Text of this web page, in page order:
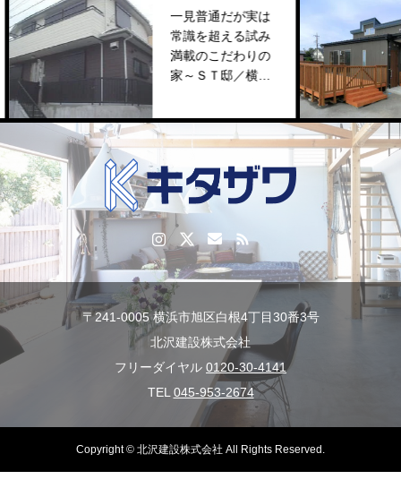
一見普通だが実は
常識を超える試み
満載のこだわりの
家～ＳＴ邸／横浜
市旭区
〒241-0005 横浜市旭区白根4丁目30番3号
北沢建設株式会社
フリーダイヤル 0120-30-4141
TEL 045-953-2674
Copyright © 北沢建設株式会社 All Rights Reserved.